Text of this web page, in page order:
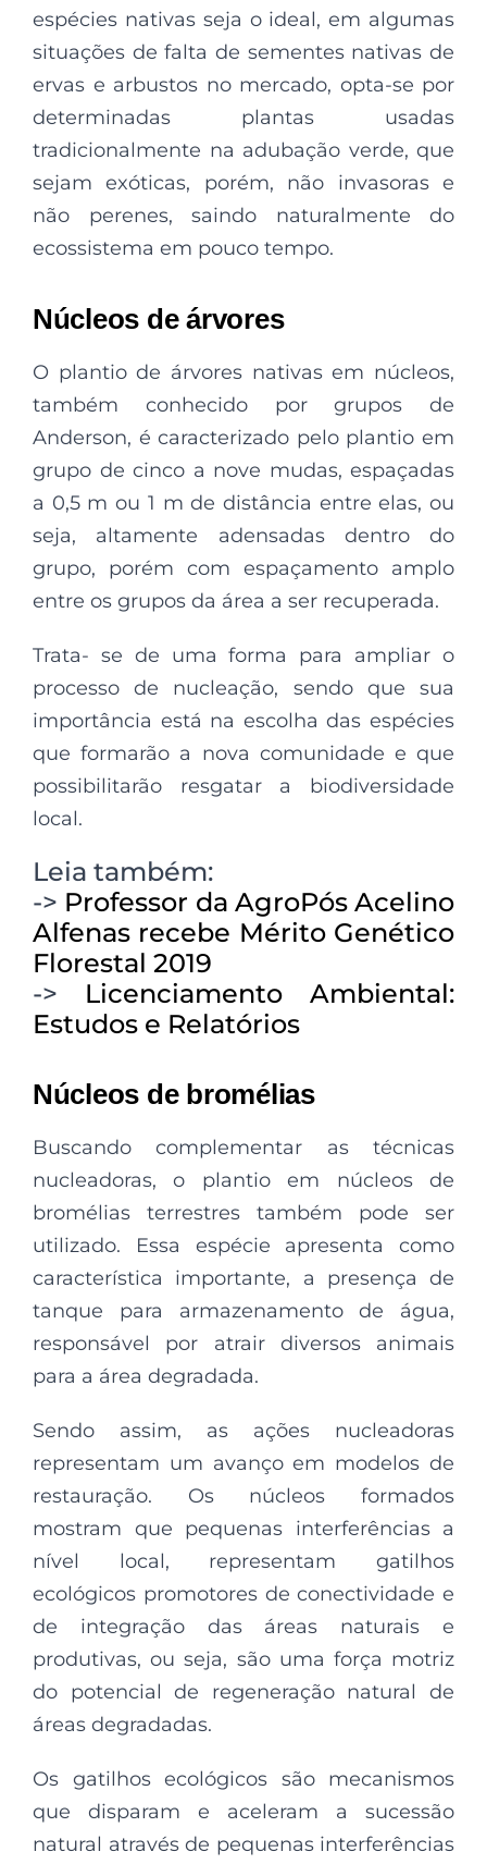
espécies nativas seja o ideal, em algumas
situações de falta de sementes nativas de
ervas e arbustos no mercado, opta-se por
determinadas plantas usadas
tradicionalmente na adubação verde, que
sejam exóticas, porém, não invasoras e
não perenes, saindo naturalmente do
ecossistema em pouco tempo.
Núcleos de árvores
O plantio de árvores nativas em núcleos,
também conhecido por grupos de
Anderson, é caracterizado pelo plantio em
grupo de cinco a nove mudas, espaçadas
a 0,5 m ou 1 m de distância entre elas, ou
seja, altamente adensadas dentro do
grupo, porém com espaçamento amplo
entre os grupos da área a ser recuperada.
Trata- se de uma forma para ampliar o
processo de nucleação, sendo que sua
importância está na escolha das espécies
que formarão a nova comunidade e que
possibilitarão resgatar a biodiversidade
local.
Leia também:
-> Professor da AgroPós Acelino
Alfenas recebe Mérito Genético
Florestal 2019
-> Licenciamento Ambiental:
Estudos e Relatórios
Núcleos de bromélias
Buscando complementar as técnicas
nucleadoras, o plantio em núcleos de
bromélias terrestres também pode ser
utilizado. Essa espécie apresenta como
característica importante, a presença de
tanque para armazenamento de água,
responsável por atrair diversos animais
para a área degradada.
Sendo assim, as ações nucleadoras
representam um avanço em modelos de
restauração. Os núcleos formados
mostram que pequenas interferências a
nível local, representam gatilhos
ecológicos promotores de conectividade e
de integração das áreas naturais e
produtivas, ou seja, são uma força motriz
do potencial de regeneração natural de
áreas degradadas.
Os gatilhos ecológicos são mecanismos
que disparam e aceleram a sucessão
natural através de pequenas interferências